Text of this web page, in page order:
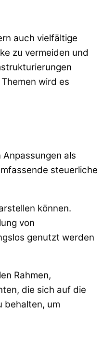
auch vielfältige
zu vermeiden und
wird es
als
steuerliche
können.
von
genutzt werden
Rahmen,
die sich auf die
behalten, um